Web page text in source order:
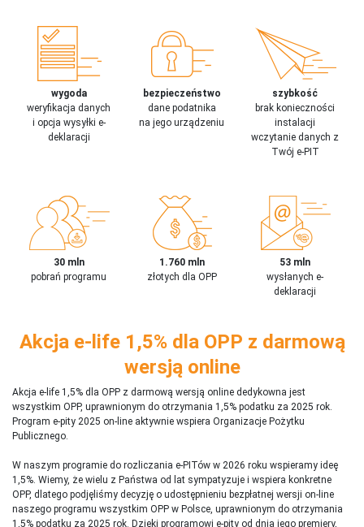
wygoda
weryfikacja danych
i opcja wysyłki e-
deklaracji
bezpieczeństwo
dane podatnika
na jego urządzeniu
szybkość
brak konieczności
instalacji
wczytanie danych z
Twój e-PIT
30 mln
pobrań programu
1.760 mln
złotych dla OPP
53 mln
wysłanych e-
deklaracji
Akcja e-life 1,5% dla OPP z darmową
wersją online
Akcja e-life 1,5% dla OPP z darmową wersją online dedykowna jest
wszystkim OPP, uprawnionym do otrzymania 1,5% podatku za 2025 rok.
Program e-pity 2025 on-line aktywnie wspiera Organizacje Pożytku
Publicznego.
W naszym programie do rozliczania e-PITów w 2026 roku wspieramy ideę
1,5%. Wiemy, że wielu z Państwa od lat sympatyzuje i wspiera konkretne
OPP, dlatego podjęliśmy decyzję o udostępnieniu bezpłatnej wersji on-line
naszego programu wszystkim OPP w Polsce, uprawnionym do otrzymania
1,5% podatku za 2025 rok. Dzięki programowi e-pity od dnia jego premiery,